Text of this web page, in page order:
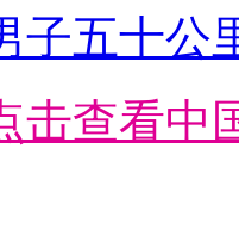
子五十公
击查看中